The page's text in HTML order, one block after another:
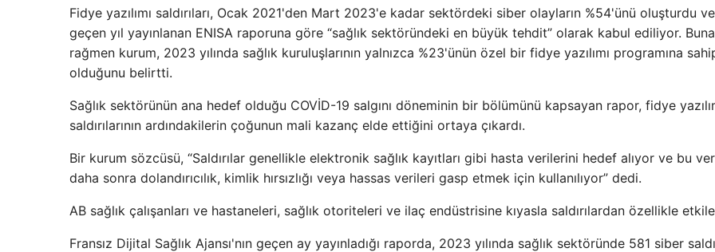
Fidye yazılımı saldırıları, Ocak 2021'den Mart 2023'e kadar sektördeki siber olayların %54'ünü oluşturdu ve
geçen yıl yayınlanan ENISA raporuna göre “sağlık sektöründeki en büyük tehdit” olarak kabul ediliyor. Buna
rağmen kurum, 2023 yılında sağlık kuruluşlarının yalnızca %23'ünün özel bir fidye yazılımı programına
olduğunu belirtti.
Sağlık sektörünün ana hedef olduğu COVİD-19 salgını döneminin bir bölümünü kapsayan rapor, fidye
saldırılarının ardındakilerin çoğunun mali kazanç elde ettiğini ortaya çıkardı.
Bir kurum sözcüsü, “Saldırılar genellikle elektronik sağlık kayıtları gibi hasta verilerini hedef alıyor ve bu
daha sonra dolandırıcılık, kimlik hırsızlığı veya hassas verileri gasp etmek için kullanılıyor” dedi.
AB sağlık çalışanları ve hastaneleri, sağlık otoriteleri ve ilaç endüstrisine kıyasla saldırılardan özellikle
Fransız Dijital Sağlık Ajansı'nın geçen ay yayınladığı raporda, 2023 yılında sağlık sektöründe 581 siber